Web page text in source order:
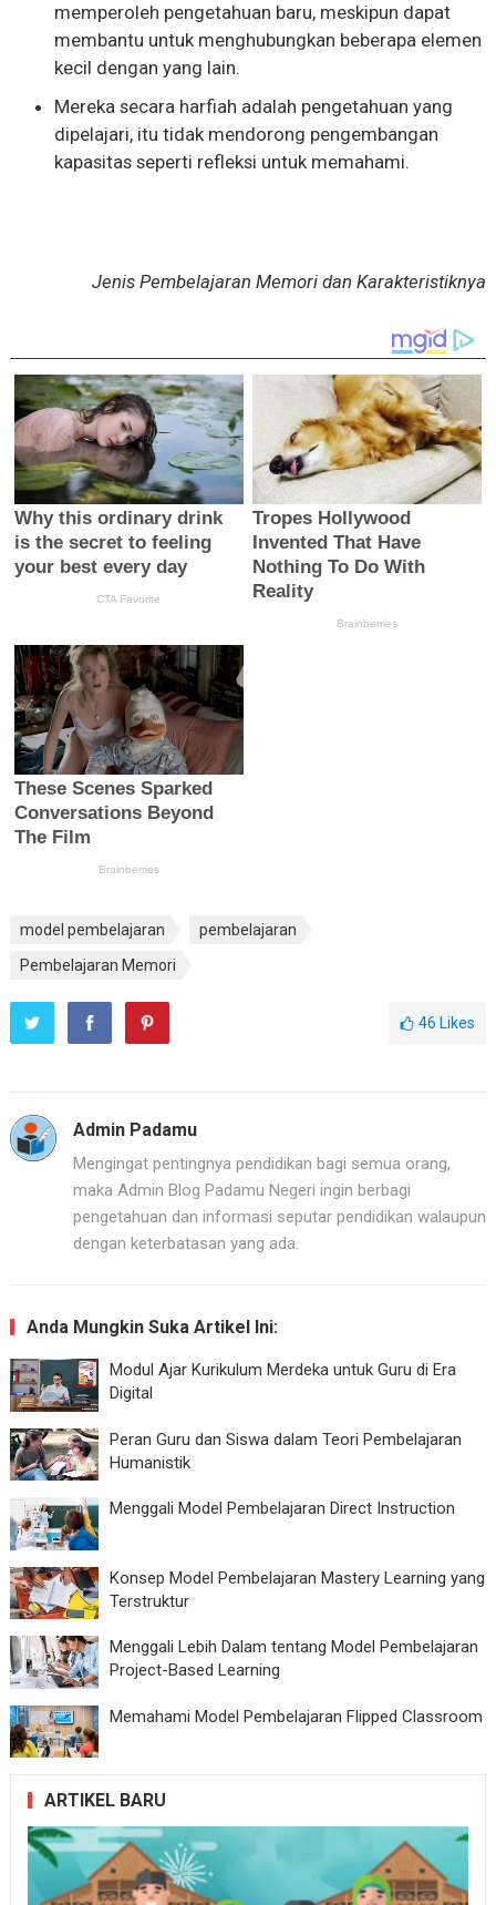
memperoleh pengetahuan baru, meskipun dapat
membantu untuk menghubungkan beberapa elemen
kecil dengan yang lain.
Mereka secara harfiah adalah pengetahuan yang
dipelajari, itu tidak mendorong pengembangan
kapasitas seperti refleksi untuk memahami.
Jenis Pembelajaran Memori dan Karakteristiknya
model pembelajaran
pembelajaran
Pembelajaran Memori
46 Likes
Admin Padamu
Mengingat pentingnya pendidikan bagi semua orang,
maka Admin Blog Padamu Negeri ingin berbagi
pengetahuan dan informasi seputar pendidikan walaupun
dengan keterbatasan yang ada.
Anda Mungkin Suka Artikel Ini:
Modul Ajar Kurikulum Merdeka untuk Guru di Era
Digital
Peran Guru dan Siswa dalam Teori Pembelajaran
Humanistik
Menggali Model Pembelajaran Direct Instruction
Konsep Model Pembelajaran Mastery Learning yang
Terstruktur
Menggali Lebih Dalam tentang Model Pembelajaran
Project-Based Learning
Memahami Model Pembelajaran Flipped Classroom
ARTIKEL BARU